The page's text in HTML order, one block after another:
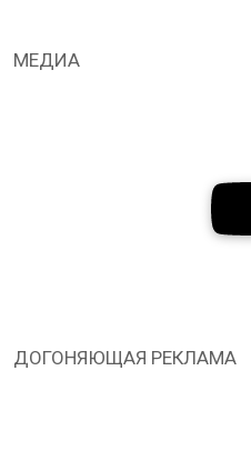
МЕДИА
ДОГОНЯЮЩАЯ РЕКЛАМА